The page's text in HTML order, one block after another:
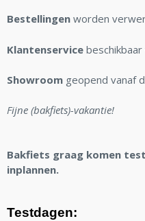
Bestellingen worden
Klantenservice
Showroom geopend vanaf
Fijne (bakfiets)-vakantie!
Bakfiets graag komen
inplannen.
Testdagen: